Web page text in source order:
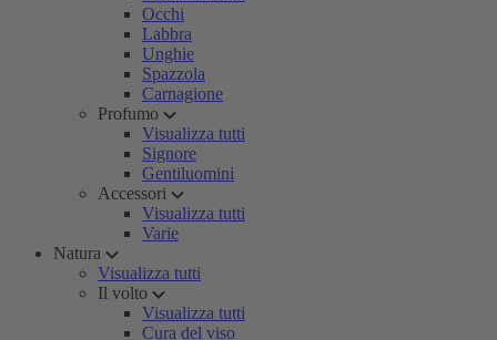
Occhi
Labbra
Unghie
Spazzola
Carnagione
Profumo
Visualizza tutti
Signore
Gentiluomini
Accessori
Visualizza tutti
Varie
Natura
Visualizza tutti
Il volto
Visualizza tutti
Cura del viso